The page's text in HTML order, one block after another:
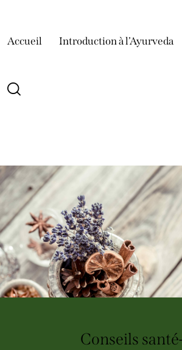
Accueil Introduction à l’Ayurveda
Conseils